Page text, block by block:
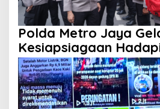
Polda Metro Jaya
Kesiapsiagaan
Bencana